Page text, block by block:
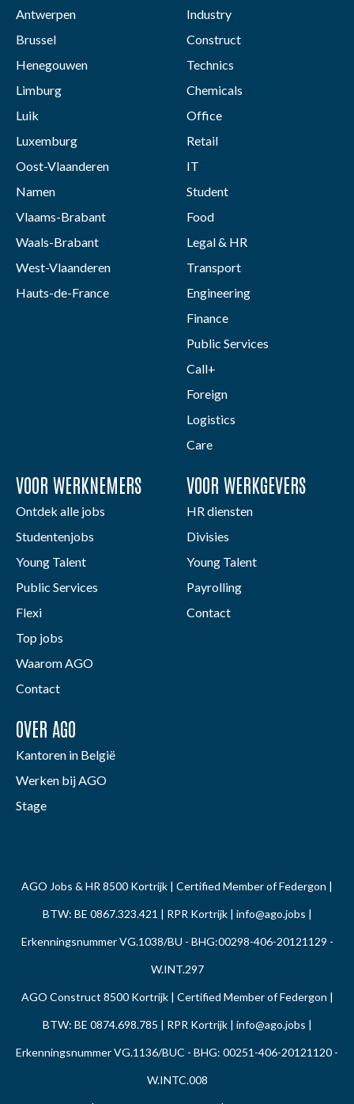
Antwerpen
Brussel
Henegouwen
Limburg
Luik
Luxemburg
Oost-Vlaanderen
Namen
Vlaams-Brabant
Waals-Brabant
West-Vlaanderen
Hauts-de-France
Industry
Construct
Technics
Chemicals
Office
Retail
IT
Student
Food
Legal & HR
Transport
Engineering
Finance
Public Services
Call+
Foreign
Logistics
Care
VOOR WERKNEMERS
Ontdek alle jobs
Studentenjobs
Young Talent
Public Services
Flexi
Top jobs
Waarom AGO
Contact
VOOR WERKGEVERS
HR diensten
Divisies
Young Talent
Payrolling
Contact
OVER AGO
Kantoren in België
Werken bij AGO
Stage
AGO Jobs & HR 8500 Kortrijk | Certified Member of Federgon |
BTW: BE 0867.323.421 | RPR Kortrijk | info@ago.jobs |
Erkenningsnummer VG.1038/BU - BHG:00298-406-20121129 -
W.INT.297
AGO Construct 8500 Kortrijk | Certified Member of Federgon |
BTW: BE 0874.698.785 | RPR Kortrijk | info@ago.jobs |
Erkenningsnummer VG.1136/BUC - BHG: 00251-406-20121120 -
W.INTC.008